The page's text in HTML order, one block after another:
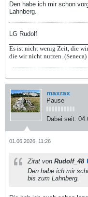
Den habe ich mir schon
Lahnberg.
LG Rudolf
Es ist nicht wenig Zeit, die
die wir nicht nutzen. (Seneca)
maxrax
Pause
Dabei seit:
01.06.2026, 11:26
Zitat von Rudolf_48
Den habe ich mir
bis zum Lahnberg.